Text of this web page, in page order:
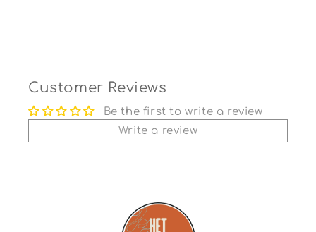
Customer Reviews
Be the first to write a review
Write a review